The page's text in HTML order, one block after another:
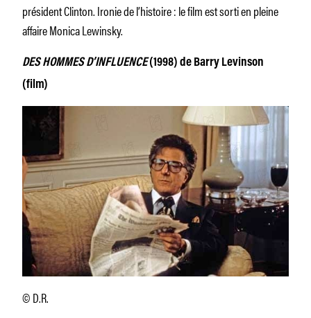
président Clinton. Ironie de l’histoire : le film est sorti en pleine
affaire Monica Lewinsky.
DES HOMMES D’INFLUENCE(1998) de Barry Levinson
(film)
© D.R.